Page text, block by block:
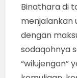
Binathara di
menjalankan
dengan
sodaqohnya
“wilujengan”